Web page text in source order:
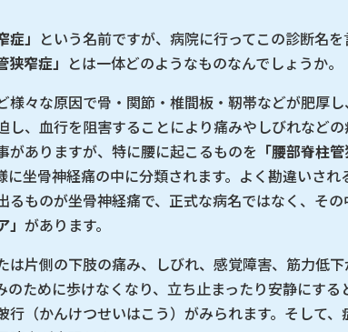
症」 という名前ですが、病院に行ってこの診断名
狭窄症」 とは一体どのようなものなんでしょうか。
様々な原因で骨・関節・椎間板・靭帯などが肥厚
、血行を阻害することにより痛みやしびれなどの
がありますが、特に腰に起こるものを 「腰部脊柱管
に坐骨神経痛の中に分類されます。よく勘違いされ
るものが坐骨神経痛で、正式な病名ではなく、その
があります。
片側の下肢の痛み、しびれ、感覚障害、筋力低
のために歩けなくなり、立ち止まったり安静にする
（かんけつせいはこう）がみられます。そして、